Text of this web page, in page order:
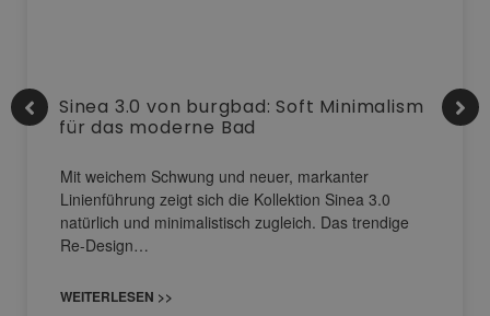
Sinea 3.0 von burgbad: Soft Minimalism
für das moderne Bad
Mit weichem Schwung und neuer, markanter
Linienführung zeigt sich die Kollektion Sinea 3.0
natürlich und minimalistisch zugleich. Das trendige
Re-Design…
WEITERLESEN >>